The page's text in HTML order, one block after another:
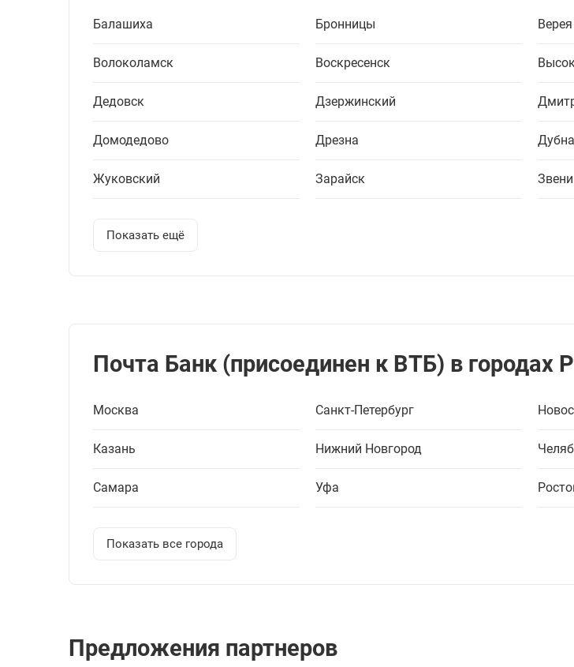
Балашиха Бронницы Верея
Волоколамск Воскресенск
Дедовск Дзержинский
Домодедово Дрезна Дубна
Жуковский Зарайск
Показать ещё
Почта Банк (присоединен к ВТБ) в городах
Москва Санкт-Петербург
Казань Нижний Новгород
Самара Уфа
Показать все города
Предложения партнеров